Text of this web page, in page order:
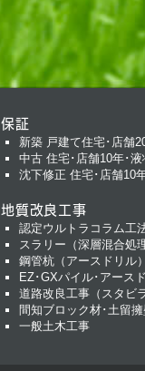
保証
新築 戸建て住宅･店舗
中古 住宅･店舗10年･液
沈下修正 住宅･店舗10
地質改良工事
認定ウルトラコラム工
スラリー（深層混合処
鋼管杭（アースドリル
EZ･GXパイル･アース
道路改良工事（スタビ
間知ブロック材･土留
一般土木工事